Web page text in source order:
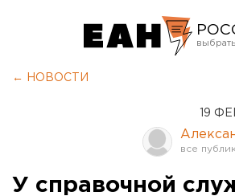
← НОВОСТИ
19
У справочной